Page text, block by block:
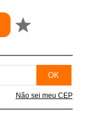
OK
Não sei meu CEP